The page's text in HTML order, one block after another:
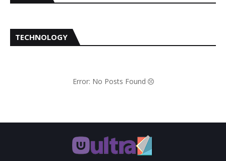
TECHNOLOGY
Error: No Posts Found